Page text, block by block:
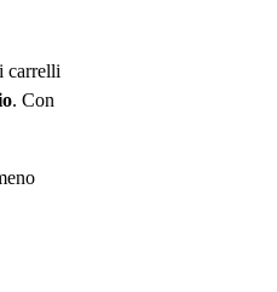
carrelli
. Con